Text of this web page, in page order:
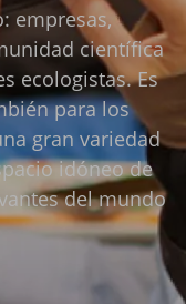
empresas,
científica
ecologistas. Es
para los
gran variedad
idóneo de
del mundo